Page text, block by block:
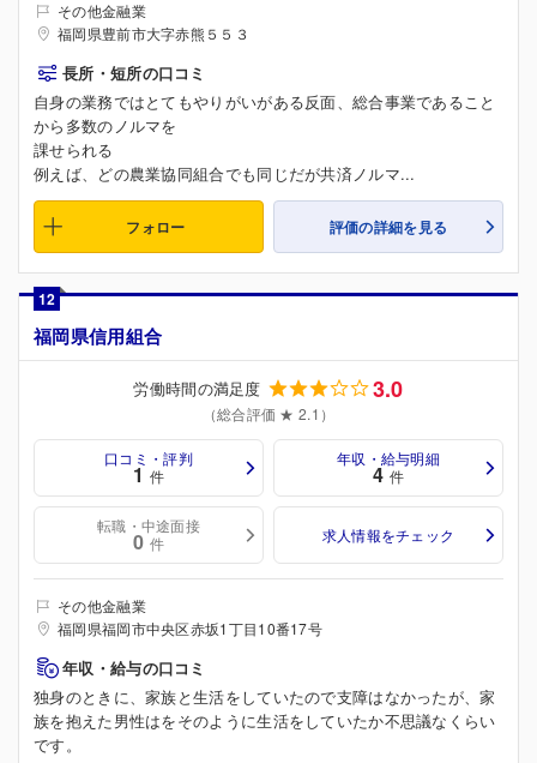
その他金融業
福岡県豊前市大字赤熊５５３
長所・短所の口コミ
自身の業務ではとてもやりがいがある反面、総合事業であること
から多数のノルマを
課せられる
例えば、どの農業協同組合でも同じだが共済ノルマ...
フォロー 評価の詳細を見る
12
福岡県信用組合
労働時間の満足度 3.0
（総合評価 ★ 2.1）
口コミ・評判
1 件
年収・給与明細
4 件
転職・中途面接
0 件 求人情報をチェック
その他金融業
福岡県福岡市中央区赤坂1丁目10番17号
年収・給与の口コミ
独身のときに、家族と生活をしていたので支障はなかったが、家
族を抱えた男性はをそのように生活をしていたか不思議なくらい
です。